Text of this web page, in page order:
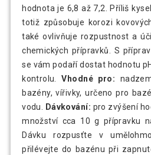
hodnota je 6,8 až 7,2. Příliš
totiž způsobuje korozi
také ovlivňuje rozpustnost a
chemických přípravků. S
se vám podaří dostat hodnotu
kontrolu.Vhodné pro:
bazény, vířivky, určeno pro
vodu. Dávkování: pro zvýšení
množství cca 10 g přípravku
Dávku rozpusťte v
přilévejte do bazénu při